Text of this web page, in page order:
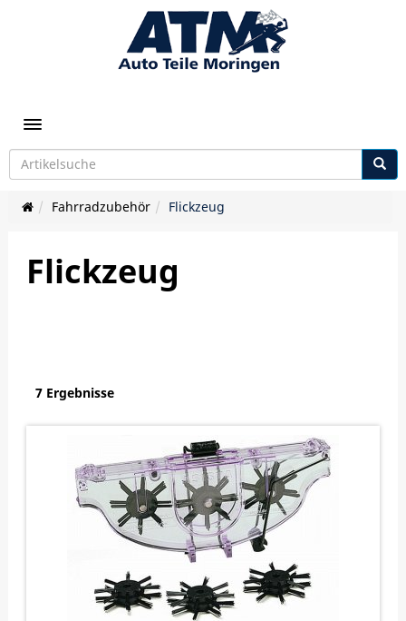
Toggle navigation
Fahrradzubehör Flickzeug
Flickzeug
7 Ergebnisse